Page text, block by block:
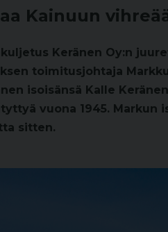
Kainuun
Keränen Oy:n
toimitusjohtaja
isoisänsä Kalle
vuona 1945. Markun
sitten.